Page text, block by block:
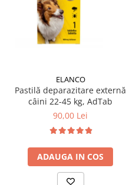
ELANCO
Pastilă deparazitare externă
câini 22-45 kg, AdTab
90,00 Lei
ADAUGA IN COS